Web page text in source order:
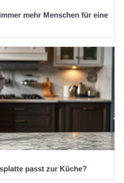
mehr Menschen für eine
passt zur Küche?